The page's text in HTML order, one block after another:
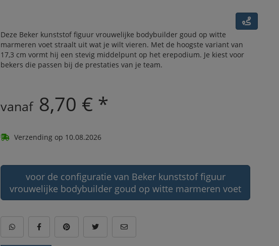
Deze Beker kunststof figuur vrouwelijke bodybuilder goud op witte
marmeren voet straalt uit wat je wilt vieren. Met de hoogste variant van
17,3 cm vormt hij een stevig middelpunt op het erepodium. Je kiest voor
bekers die passen bij de prestaties van je team.
vanaf 8,70 € *
Verzending op 10.08.2026
voor de configuratie van Beker kunststof figuur
vrouwelijke bodybuilder goud op witte marmeren voet